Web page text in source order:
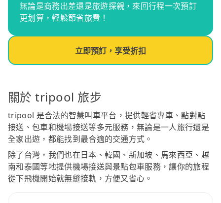
無論是商務出差還是旅遊探親，來回行程一次預訂
更划算，輕鬆節省旅費！
立即預訂，享受折扣
關於 tripool 旅步
tripool 是合法的智慧叫車平台，提供輕省專車、點對點
接送、包車和機場接送等多元服務，無論是一人旅行還是
全家出遊，都能找到最合適的交通方式。
除了台灣，我們也在日本、韓國、新加坡、馬來西亞、越
南和泰國等地提供機場接送與景點包車服務，讓你的旅程
從下飛機開始就無縫接軌，方便又省心。